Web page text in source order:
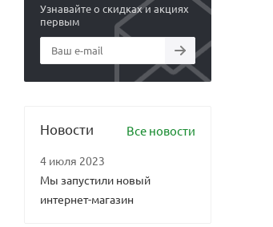
Узнавайте о скидках и акциях
первым
Новости Все новости
4 июля 2023
Мы запустили новый
интернет-магазин